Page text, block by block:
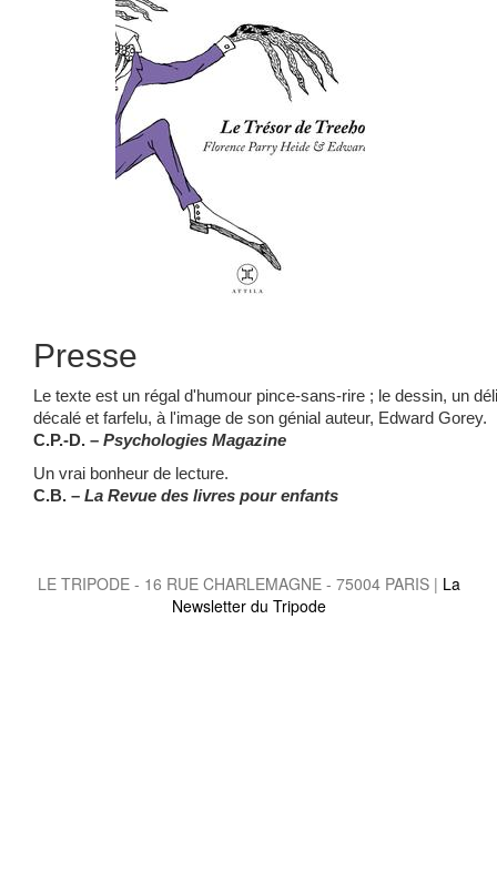
Presse
Le texte est un régal d'humour pince-sans-rire ; le dessin, un
décalé et farfelu, à l'image de son génial auteur, Edward Gorey.
C.P.-D. – Psychologies Magazine
Un vrai bonheur de lecture.
C.B. – La Revue des livres pour enfants
LE TRIPODE - 16 RUE CHARLEMAGNE - 75004 PARIS | La
Newsletter du Tripode